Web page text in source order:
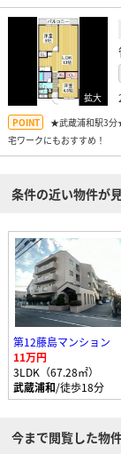
★武蔵浦和駅3分
宅ワークにもおすすめ！
条件の近い物件が
第12藤島マンション
11万円
3LDK（67.28㎡）
武蔵浦和/徒歩18分
今まで閲覧した物